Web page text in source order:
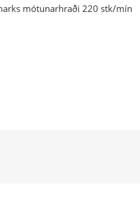
mótunarhraði 220 stk/mín